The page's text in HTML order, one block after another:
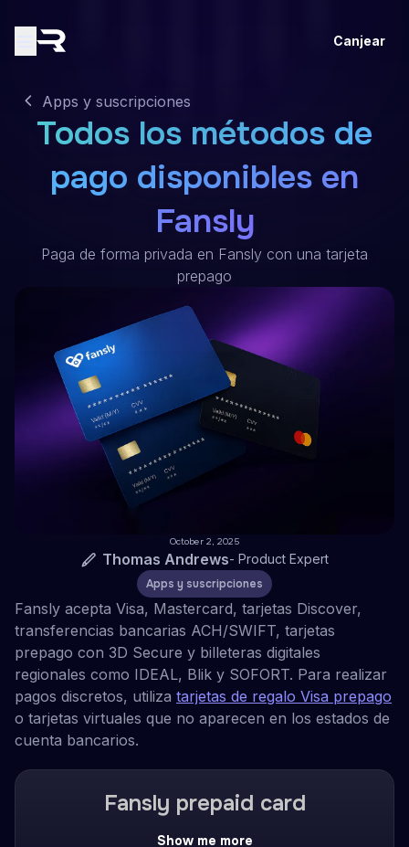
Canjear
Apps y suscripciones
Todos los métodos de
pago disponibles en
Fansly
Paga de forma privada en Fansly con una tarjeta
prepago
Thomas Andrews- Product Expert
October 2, 2025
Apps y suscripciones
Fansly acepta Visa, Mastercard, tarjetas Discover,
transferencias bancarias ACH/SWIFT, tarjetas
prepago con 3D Secure y billeteras digitales
regionales como IDEAL, Blik y SOFORT. Para realizar
pagos discretos, utiliza tarjetas de regalo Visa prepago
o tarjetas virtuales que no aparecen en los estados de
cuenta bancarios.
Fansly prepaid card
Show me more